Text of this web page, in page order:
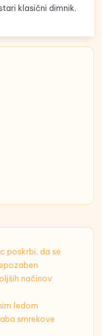
klasični dimnik.
poskrbi, da se
načinov
ledom
smrekove